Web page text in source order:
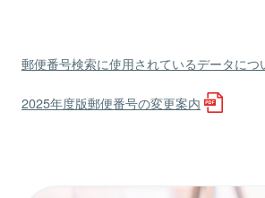
郵便番号検索に使用されているデータにつ
2025年度版郵便番号の変更案内